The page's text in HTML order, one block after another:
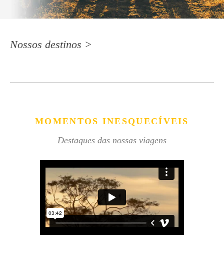
Nossos destinos >
MOMENTOS INESQUECÍVEIS
Destaques das nossas viagens